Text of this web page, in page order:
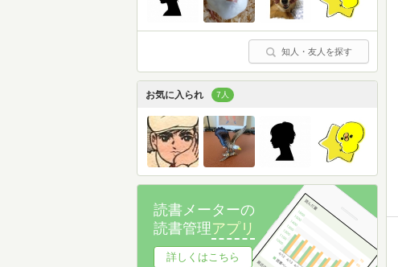
知人・友人を探す
お気に入られ 7人
読書メーターの
読書管理アプリ
詳しくはこちら